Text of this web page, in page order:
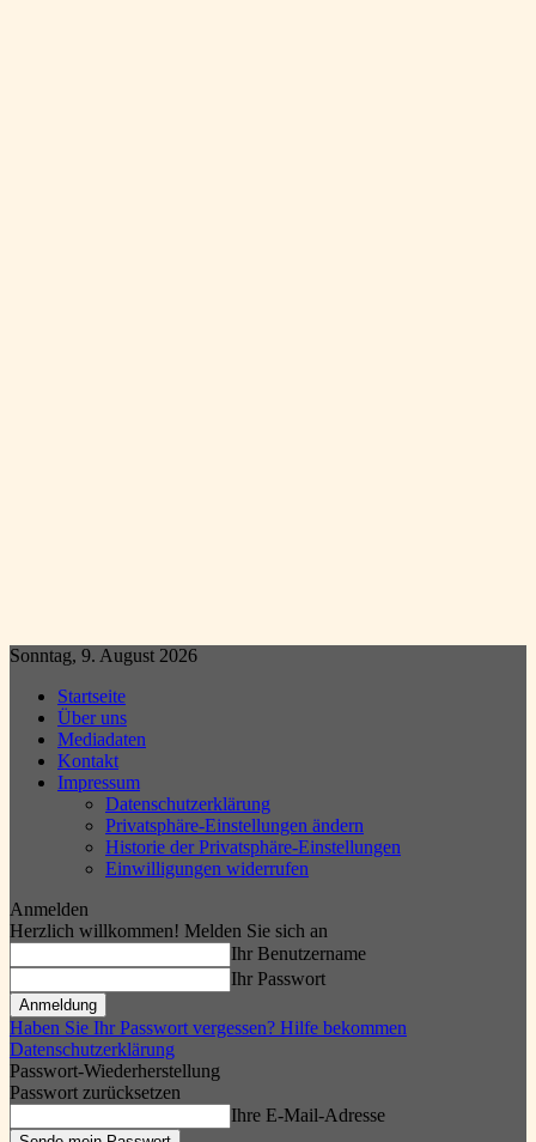
Sonntag, 9. August 2026
Startseite
Über uns
Mediadaten
Kontakt
Impressum
Datenschutzerklärung
Privatsphäre-Einstellungen ändern
Historie der Privatsphäre-Einstellungen
Einwilligungen widerrufen
Anmelden
Herzlich willkommen! Melden Sie sich an
Ihr Benutzername
Ihr Passwort
Haben Sie Ihr Passwort vergessen? Hilfe bekommen
Datenschutzerklärung
Passwort-Wiederherstellung
Passwort zurücksetzen
Ihre E-Mail-Adresse